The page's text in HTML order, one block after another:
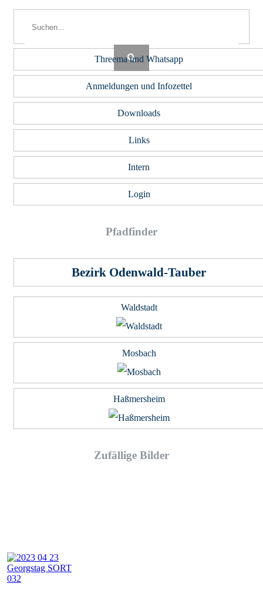
Threema und Whatsapp
Anmeldungen und Infozettel
Downloads
Links
Intern
Login
Pfad­fin­der
Bezirk Odenwald-Tauber
Waldstadt
Mosbach
Haßmersheim
Zufällige Bilder